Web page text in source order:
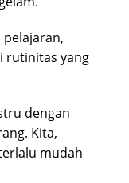
rutinitas yang
dengan
Kita,
mudah